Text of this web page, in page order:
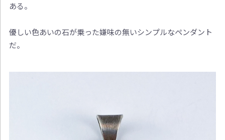
ある。
優しい色あいの石が乗った嫌味の無いシンプルなペンダント
だ。